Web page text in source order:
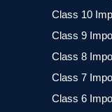
Class 10
Class 9
Class 8
Class 7
Class 6